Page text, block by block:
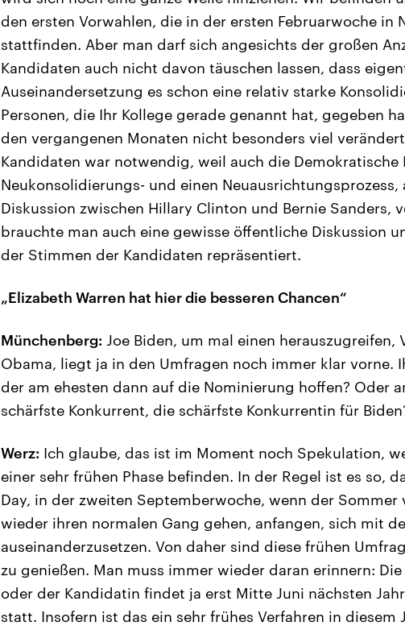
den ersten Vorwahlen, die in der ersten Februarwoche in
stattfinden. Aber man darf sich angesichts der großen
Kandidaten auch nicht davon täuschen lassen, dass
Auseinandersetzung es schon eine relativ starke
Personen, die Ihr Kollege gerade genannt hat, gegeben
den vergangenen Monaten nicht besonders viel
Kandidaten war notwendig, weil auch die Demokratische
Neukonsolidierungs- und einen
Diskussion zwischen Hillary Clinton und Bernie Sanders,
brauchte man auch eine gewisse öffentliche Diskussion
der Stimmen der Kandidaten repräsentiert.
„Elizabeth Warren hat hier die besseren Chancen“
Münchenberg: Joe Biden, um mal einen herauszugreifen,
Obama, liegt ja in den Umfragen noch immer klar vorne.
der am ehesten dann auf die Nominierung hoffen? Oder
schärfste Konkurrent, die schärfste Konkurrentin für
Werz: Ich glaube, das ist im Moment noch Spekulation,
einer sehr frühen Phase befinden. In der Regel ist es so,
Day, in der zweiten Septemberwoche, wenn der
wieder ihren normalen Gang gehen, anfangen, sich mit
auseinanderzusetzen. Von daher sind diese frühen
zu genießen. Man muss immer wieder daran erinnern:
oder der Kandidatin findet ja erst Mitte Juni nächsten
statt. Insofern ist das ein sehr frühes Verfahren in diesem